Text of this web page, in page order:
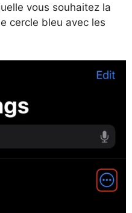
vous souhaitez la
cercle bleu avec les